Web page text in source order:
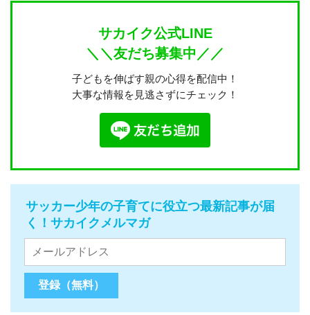
サカイク公式LINE
＼＼友だち募集中／／
子どもを伸ばす親の心得を配信中！
大事な情報を見逃さずにチェック！
サッカー少年の子育てに役立つ最新記事が届
く！サカイクメルマガ